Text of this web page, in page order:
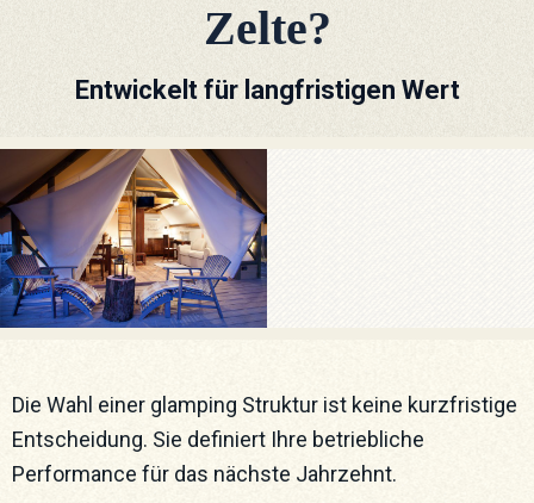
Zelte?
Entwickelt für langfristigen Wert
Die Wahl einer glamping Struktur ist keine kurzfristige
Entscheidung. Sie definiert Ihre betriebliche
Performance für das nächste Jahrzehnt.